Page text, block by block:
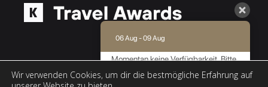
Wir verwenden Cookies, um dir die bestmögliche Erfahrung auf
06 Aug - 09 Aug
Momentan keine Verfügbarkeit. Bitte
Informationen.